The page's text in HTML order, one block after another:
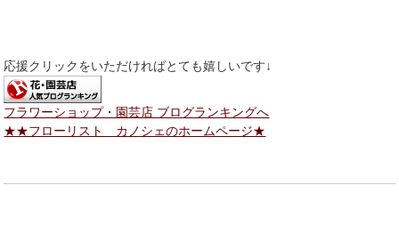
応援クリックをいただければとても嬉しいです↓
フラワーショップ・園芸店 ブログランキングへ
★★フローリスト カノシェのホームページ★